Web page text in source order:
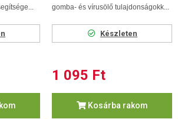
gomba- és vírusölő tulajdonságokk...
Készleten
1 095 Ft
Kosárba rakom